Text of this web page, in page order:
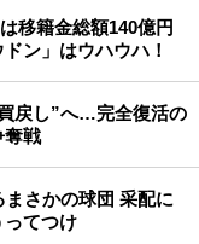
移籍金総額140億円
ン」はウハウハ！
戻し”へ…完全復活の
奪戦
さかの球団 采配に
ってつけ